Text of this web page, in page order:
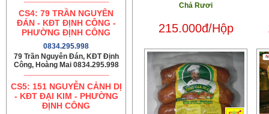
CS4: 79 TRẦN NGUYÊN
ĐÁN - KĐT ĐỊNH CÔNG -
PHƯỜNG ĐỊNH CÔNG
0834.295.998
79 Trần Nguyên Đán, KĐT Định
Công, Hoàng Mai 0834.295.998
CS5: 151 NGUYỄN CẢNH DỊ
- KĐT ĐẠI KIM - PHƯỜNG
ĐỊNH CÔNG
Chả Rươi
215.000đ/Hộp